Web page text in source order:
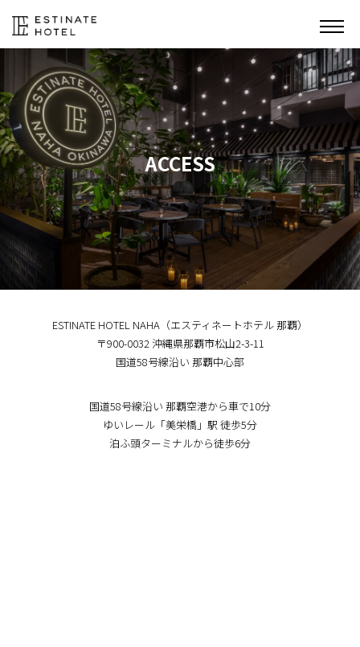
ACCESS
ESTINATE HOTEL NAHA（エスティネートホテル 那覇）
〒900-0032 沖縄県那覇市松山2-3-11
国道58号線沿い 那覇中心部
国道58号線沿い 那覇空港から車で10分
ゆいレール「美栄橋」駅 徒歩5分
泊ふ頭ターミナルから徒歩6分